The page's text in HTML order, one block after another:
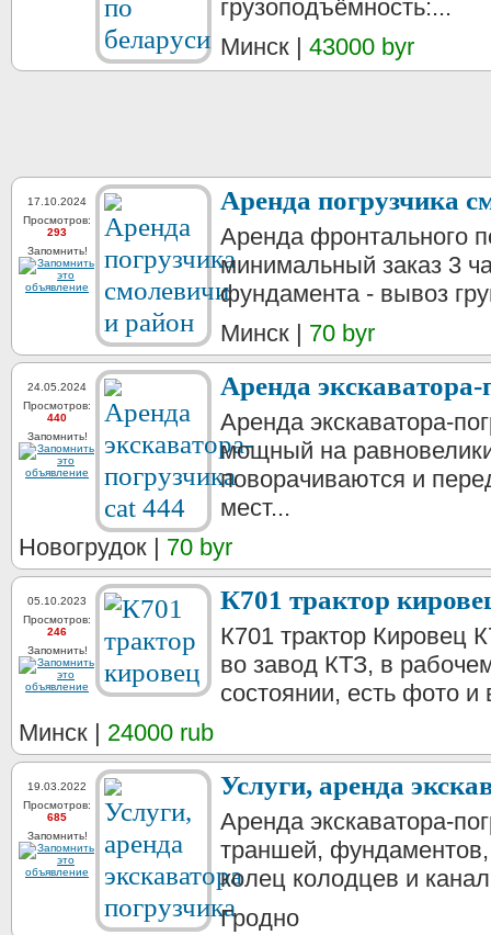
грузоподъёмность:...
Минск | 43000 byr
17.10.2024
Просмотров:
293
Запомнить!
Аренда погрузчика
Аренда фронтального
минимальный заказ 3
фундамента - вывоз
Минск | 70 byr
24.05.2024
Просмотров:
440
Запомнить!
Аpeндa экcкaвaтopa-
Аpeндa экcкaвaтopa-
мoщный нa
пoвоpачиваются и
мecт...
Новогрудок | 70 byr
05.10.2023
Просмотров:
246
Запомнить!
К701 трактор
К701 трактор Кировец
во завод КТЗ, в
состоянии, есть фото и
Минск | 24000 rub
19.03.2022
Просмотров:
685
Запомнить!
Услуги, аренда
Аренда экскаватора-
траншей,
колец колодцев и
Гродно